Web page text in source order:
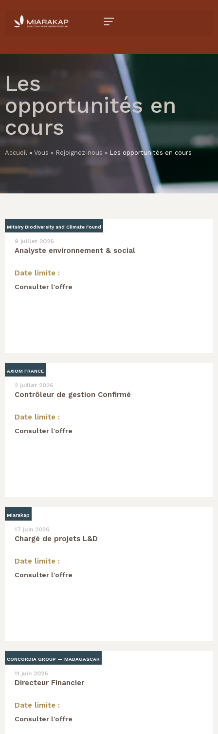
Les
opportunités en
cours
Accueil » Vous » Rejoignez-nous » Les opportunités en cours
Mitsiry Biodiversity and Climate Found
9 juillet 2026
Analyste environnement & social
Date limite :
Consulter l'offre
AXIOM FRANCE
2 juillet 2026
Contrôleur de gestion Confirmé
Date limite :
Consulter l'offre
Miarakap
17 juin 2026
Chargé de projets L&D
Date limite :
Consulter l'offre
CONCORDIA GROUP — MADAGASCAR
11 juin 2026
Directeur Financier
Date limite :
Consulter l'offre